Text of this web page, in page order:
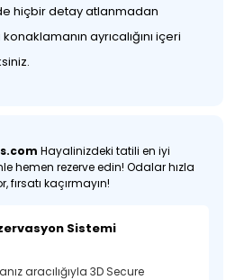
hiçbir detay atlanmadan
ayrıcalığını içeri
Hayalinizdeki tatili en iyi
hemen rezerve edin! Odalar hızla
fırsatı kaçırmayın!
Sistemi
aracılığıyla 3D Secure